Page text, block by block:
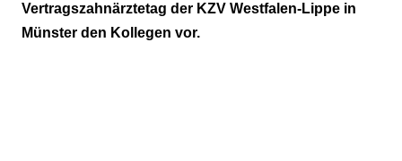
Vertragszahnärztetag der KZV Westfalen-Lippe in
Münster den Kollegen vor.